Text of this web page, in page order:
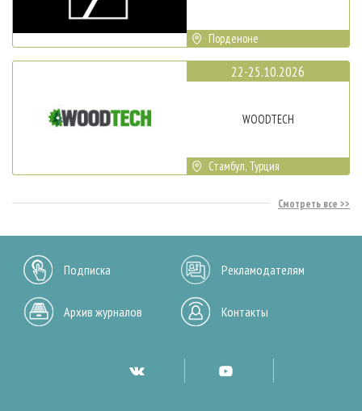
Порденоне
22-25.10.2026
WOODTECH
Стамбул, Турция
Смотреть все
Подписка Рекламодателям
Архив журналов Контакты